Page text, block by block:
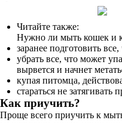
Читайте также:
Нужно ли мыть кошек и
заранее подготовить
убрать все, что может
вырвется и начнет
купая питомца,
стараться не затягивать
Как приучить?
Проще всего приучить к